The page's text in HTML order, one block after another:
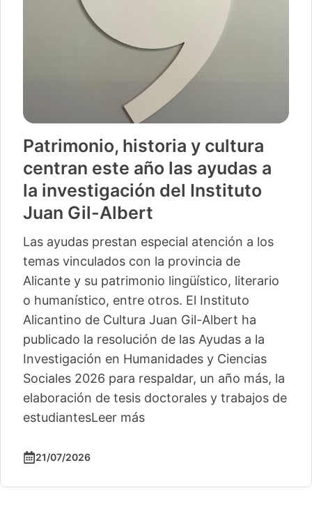
Patrimonio, historia y cultura
centran este año las ayudas a
la investigación del Instituto
Juan Gil-Albert
Las ayudas prestan especial atención a los
temas vinculados con la provincia de
Alicante y su patrimonio lingüístico, literario
o humanístico, entre otros. El Instituto
Alicantino de Cultura Juan Gil-Albert ha
publicado la resolución de las Ayudas a la
Investigación en Humanidades y Ciencias
Sociales 2026 para respaldar, un año más, la
elaboración de tesis doctorales y trabajos de
estudiantesLeer más
21/07/2026